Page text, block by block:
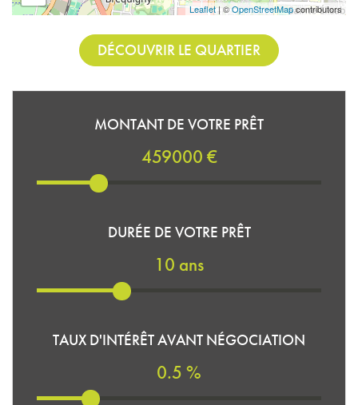
Leaflet| ©OpenStreetMapcontributors
DÉCOUVRIR LE QUARTIER
MONTANT DE VOTRE PRÊT
459000 €
DURÉE DE VOTRE PRÊT
10 ans
TAUX D'INTÉRÊT AVANT NÉGOCIATION
0.5 %